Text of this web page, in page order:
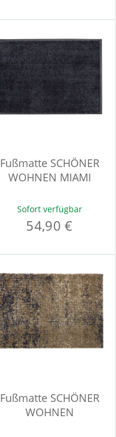
Fußmatte SCHÖNER
WOHNEN MIAMI
Sofort verfügbar
54,90 €
Fußmatte SCHÖNER
WOHNEN